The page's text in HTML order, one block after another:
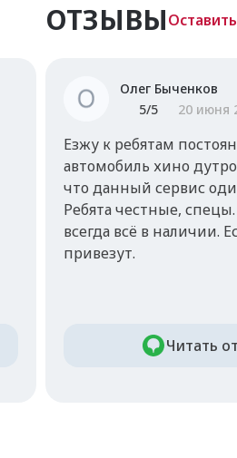
ОТЗЫВЫ
20 июня
Олег Быченков
5/5
Езжу к ребятам
автомобиль хино
что данный сервис
Ребята честные,
всегда всё в наличии.
привезут.
Читать